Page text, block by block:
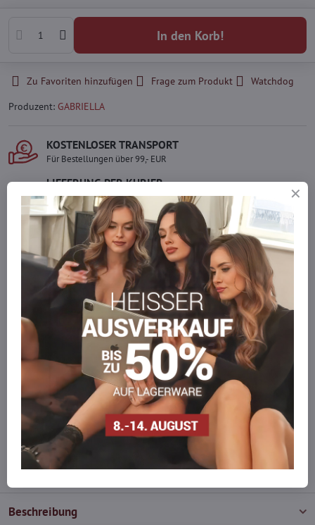
In den Korb!
Zu Favoriten hinzufügen Frage zum Produkt
Watchdog
Produzent: GABRIELLA
KOSTENLOSER TRANSPORT
Für Bestellungen über 99,- EUR
LIEFERUNG PER KURIER
Schnell und direkt nach Hause.
SICHERE ZAHLUNGEN
Gesicherte Online-Zahlungen
Ware auf Lager
Wir versenden sofort
Werden Sie Teil von everlady
Werden Sie Teil von everlady und genießen Sie einen5 %
Mitgliedervorteilbei jedem Einkauf.
Der Vorteil wird automatisch im Warenkorb angewendet.
Möchten Sie mehr bestellen, als wir
auf Lager haben?
Zögern Sie nicht, uns zu kontaktieren, wir füllen die Ware für Sie
wieder auf!
info​@everlady​.eu
Beschreibung